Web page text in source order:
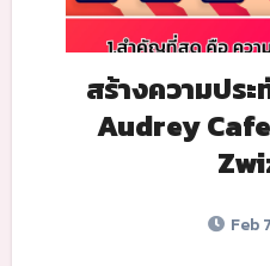
สร้างความปร
Audrey
Feb